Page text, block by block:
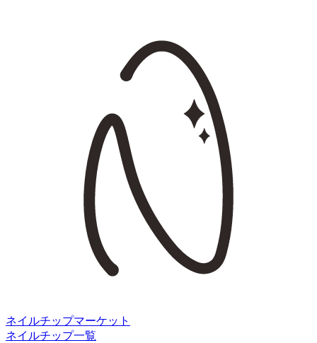
ネイルチップマーケット
ネイルチップ一覧